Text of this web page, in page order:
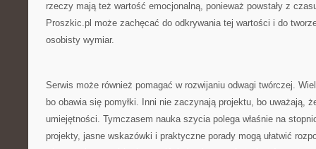
rzeczy mają też wartość emocjonalną, ponieważ powstały z
Proszkic.pl może zachęcać do odkrywania tej wartości i do
osobisty wymiar.
Serwis może również pomagać w rozwijaniu odwagi twórczej.
bo obawia się pomyłki. Inni nie zaczynają projektu, bo uważają,
umiejętności. Tymczasem nauka szycia polega właśnie na
projekty, jasne wskazówki i praktyczne porady mogą ułatwić